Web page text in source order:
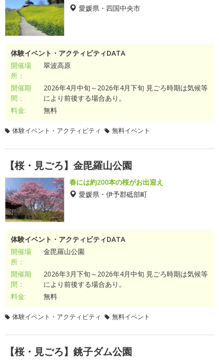
愛媛県・四国中央市
体験イベント・アクティビティDATA
開催場
所：
翠波高原
開催期
間：
2026年4月中旬～2026年4月下旬 見ごろ時期は気候等
により前後する場合あり。
料金:
無料
体験イベント・アクティビティ 無料イベント
【桜・見ごろ】金毘羅山公園
春には約200本の桜がお出迎え
愛媛県・伊予郡砥部町
体験イベント・アクティビティDATA
開催場
所：
金毘羅山公園
開催期
間：
2026年3月下旬～2026年4月中旬 見ごろ時期は気候等
により前後する場合あり。
料金:
無料
体験イベント・アクティビティ 無料イベント
【桜・見ごろ】銚子ダム公園